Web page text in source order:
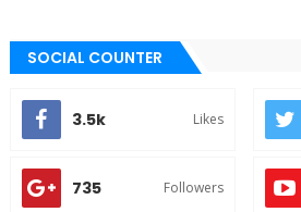
SOCIAL COUNTER
3.5k Likes
735 Followers